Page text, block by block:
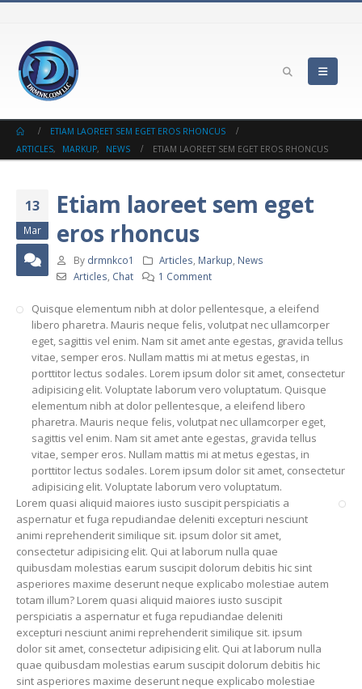
ETIAM LAOREET SEM EGET EROS RHONCUS
ARTICLES, MARKUP, NEWS ETIAM LAOREET SEM EGET EROS RHONCUS
13
Mar
Etiam laoreet sem eget
eros rhoncus
By drmnkco1 Articles Markup News
Articles Chat 1 Comment
Quisque elementum nibh at dolor pellentesque, a eleifend
libero pharetra. Mauris neque felis, volutpat nec ullamcorper
eget, sagittis vel enim. Nam sit amet ante egestas, gravida tellus
vitae, semper eros. Nullam mattis mi at metus egestas, in
porttitor lectus sodales. Lorem ipsum dolor sit amet, consectetur
adipisicing elit. Voluptate laborum vero voluptatum. Quisque
elementum nibh at dolor pellentesque, a eleifend libero
pharetra. Mauris neque felis, volutpat nec ullamcorper eget,
sagittis vel enim. Nam sit amet ante egestas, gravida tellus
vitae, semper eros. Nullam mattis mi at metus egestas, in
porttitor lectus sodales. Lorem ipsum dolor sit amet, consectetur
adipisicing elit. Voluptate laborum vero voluptatum.
Lorem quasi aliquid maiores iusto suscipit perspiciatis a
aspernatur et fuga repudiandae deleniti excepturi nesciunt
animi reprehenderit similique sit. ipsum dolor sit amet,
consectetur adipisicing elit. Qui at laborum nulla quae
quibusdam molestias earum suscipit dolorum debitis hic sint
asperiores maxime deserunt neque explicabo molestiae autem
totam illum? Lorem quasi aliquid maiores iusto suscipit
perspiciatis a aspernatur et fuga repudiandae deleniti
excepturi nesciunt animi reprehenderit similique sit. ipsum
dolor sit amet, consectetur adipisicing elit. Qui at laborum nulla
quae quibusdam molestias earum suscipit dolorum debitis hic
sint asperiores maxime deserunt neque explicabo molestiae